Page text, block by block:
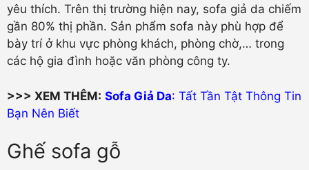
yêu thích. Trên thị trường hiện nay, sofa giả da chiếm
gần 80% thị phần. Sản phẩm sofa này phù hợp để
bày trí ở khu vực phòng khách, phòng chờ,… trong
các hộ gia đình hoặc văn phòng công ty.
>>> XEM THÊM: Sofa Giả Da: Tất Tần Tật Thông Tin
Bạn Nên Biết
Ghế sofa gỗ